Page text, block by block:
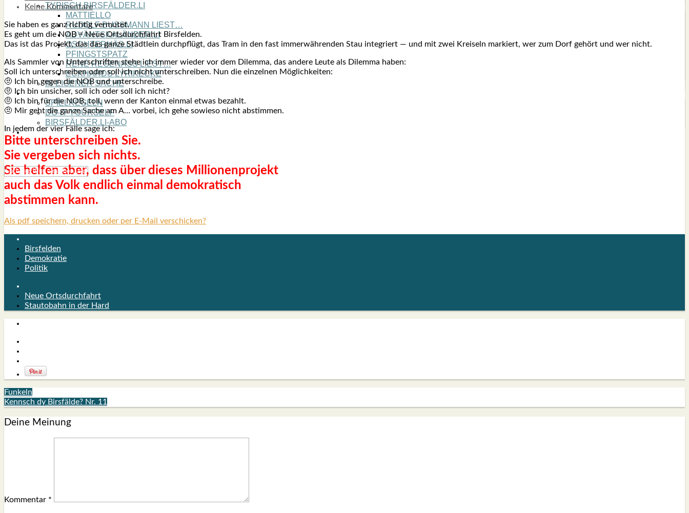
TYPISCH BIRSFÄLDER.LI
MATTIELLO
RUDOLF BUSS­MANN LIEST…
ADVÄNTSKALÄNDER.LI
OSCHTERHÄS.LI
PFINGST­SPATZ
RENÉ REGEN­ASS LIEST…
ECK­HARDS LYRIK­ECKE
IN EIGE­NER SACHE
SO GOOT’S
SPIEL­RE­GELN
DO-IT-YOUR­S­ELF
BIRSFÄLDER.LI-ABO
SHOUT­BOX
Keine Kommentare
Sie haben es ganz rich­tig ver­mu­tet.
Es geht um die NOB = Neue Orts­durch­fahrt Birs­fel­den.
Das ist das Pro­jekt, das das gan­ze Städt­lein durch­pflügt, das Tram in den fast immer­wäh­ren­den Stau inte­griert — und mit zwei Krei­seln mar­kiert, wer zum Dorf gehört und wer nicht.
Als Samm­ler von Unter­schrif­ten ste­he ich immer wie­der vor dem Dilem­ma, das ande­re Leu­te als Dilem­ma haben:
Soll ich unter­schrei­ben oder soll ich nicht unter­schrei­ben. Nun die ein­zel­nen Mög­lich­kei­ten:
🤨 Ich bin gegen die NOB und unter­schrei­be.
🤨 Ich bin unsi­cher, soll ich oder soll ich nicht?
🤨 Ich bin für die NOB, toll, wenn der Kan­ton ein­mal etwas bezahlt.
🤨 Mir geht die gan­ze Sache am A… vor­bei, ich gehe sowie­so nicht abstim­men.
In jedem der vier Fäl­le sage ich:
Bit­te unter­schrei­ben Sie.
Sie ver­ge­ben sich nichts.
Sie hel­fen aber, dass über die­ses Mil­lio­nen­pro­jekt
auch das Volk end­lich ein­mal demo­kra­tisch
abstim­men kann.
Als pdf speichern, drucken oder per E-Mail verschicken?
Birsfelden
Demokratie
Politik
Neue Ortsdurchfahrt
Stautobahn in der Hard
Funkeln
Kennsch dy Birsfälde? Nr. 11
Deine Meinung
Kommentar *